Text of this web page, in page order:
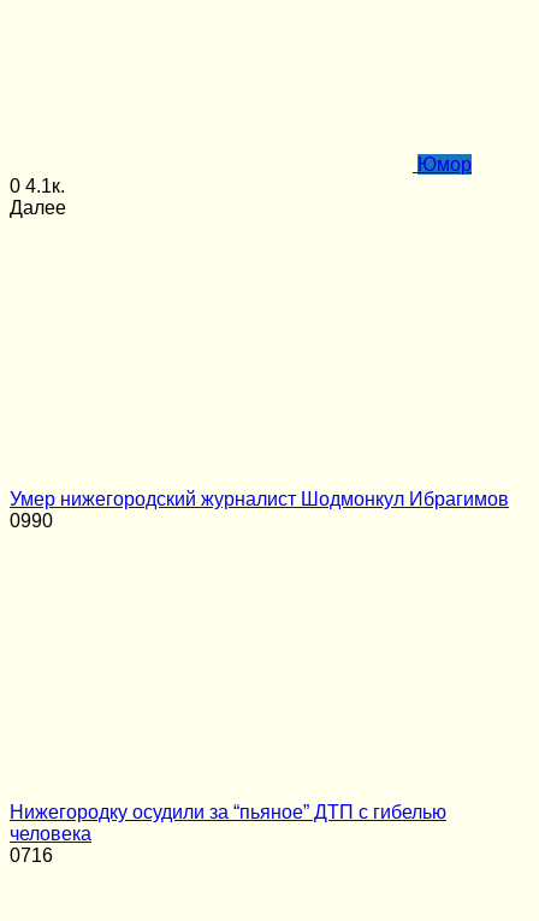
Юмор
0 4.1к.
Далее
Умер нижегородский журналист Шодмонкул Ибрагимов
0990
Нижегородку осудили за “пьяное” ДТП с гибелью
человека
0716